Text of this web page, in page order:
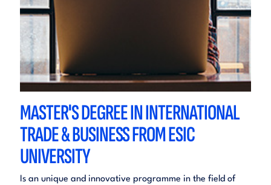
MASTER'S DEGREE IN INTERNATIONAL
TRADE & BUSINESS FROM ESIC
UNIVERSITY
Is an unique and innovative programme in the field of